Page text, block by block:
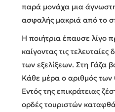
παρά μονάχα μια
ασφαλής μακριά από το
Η ποιήτρια έπαυσε λίγο
καίγοντας τις
των εξελίξεων. Στη Γάζα
Κάθε μέρα ο αριθμός των
Εντός της επικράτειας
ορδές τουριστών